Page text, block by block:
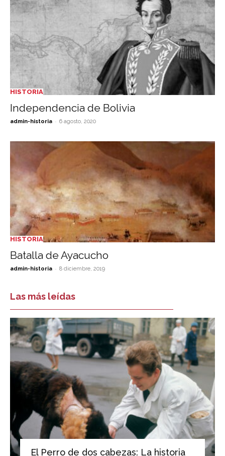
HISTORIA
Independencia de Bolivia
admin-historia - 6 agosto, 2020
HISTORIA
Batalla de Ayacucho
admin-historia - 8 diciembre, 2019
Las más leídas
El Perro de dos cabezas: La historia